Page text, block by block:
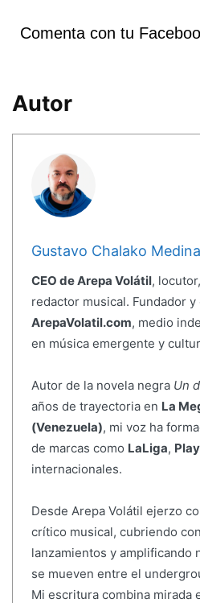
Comenta con tu
Autor
Gustavo Chalako Medina
CEO de Arepa Volátil,
redactor musical. Fundador
ArepaVolatil.com, medio
en música emergente y
Autor de la novela negra Un
años de trayectoria en La
(Venezuela), mi voz ha
de marcas como LaLiga,
internacionales.
Desde Arepa Volátil ejerzo
crítico musical, cubriendo
lanzamientos y amplificando
se mueven entre el
Mi escritura combina mirada